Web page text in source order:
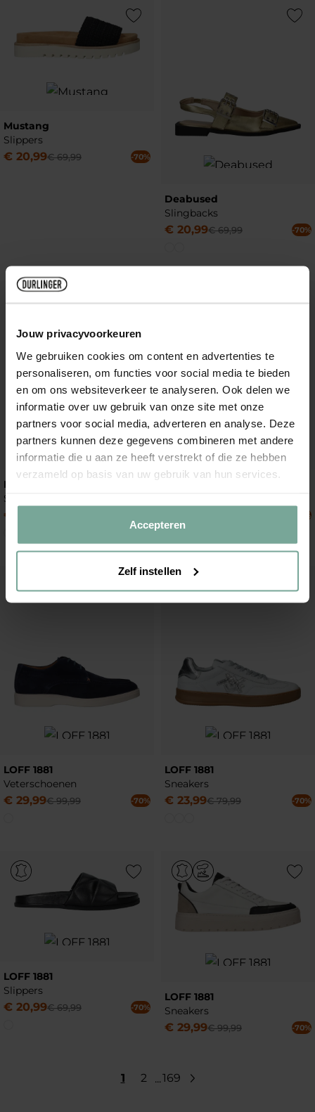
Jouw privacyvoorkeuren
We gebruiken cookies om content en advertenties te
personaliseren, om functies voor social media te bieden
en om ons websiteverkeer te analyseren. Ook delen we
informatie over uw gebruik van onze site met onze
partners voor social media, adverteren en analyse. Deze
partners kunnen deze gegevens combineren met andere
informatie die u aan ze heeft verstrekt of die ze hebben
verzameld op basis van uw gebruik van hun services.
Accepteren
Zelf instellen
Add to Wishlist
Mustang
Slippers
€ 20,99€ 69,99 -70%
Add to
Deabused
Slingbacks
€ 20,99€ 69,99 -70%
Add to Wishlist
IQÔNIC
Sneakers
€
Add to
-70%
LOFF 1881
Veterschoenen
€ 29,99€ 99,99 -70%
Add to
LOFF 1881
Sneakers
€ 23,99€ 79,99 -70%
Add to Wishlist
LOFF 1881
Slippers
€ 20,99€ 69,99 -70%
Add to
LOFF 1881
Sneakers
€ 29,99€ 99,99 -70%
1 2 ...169